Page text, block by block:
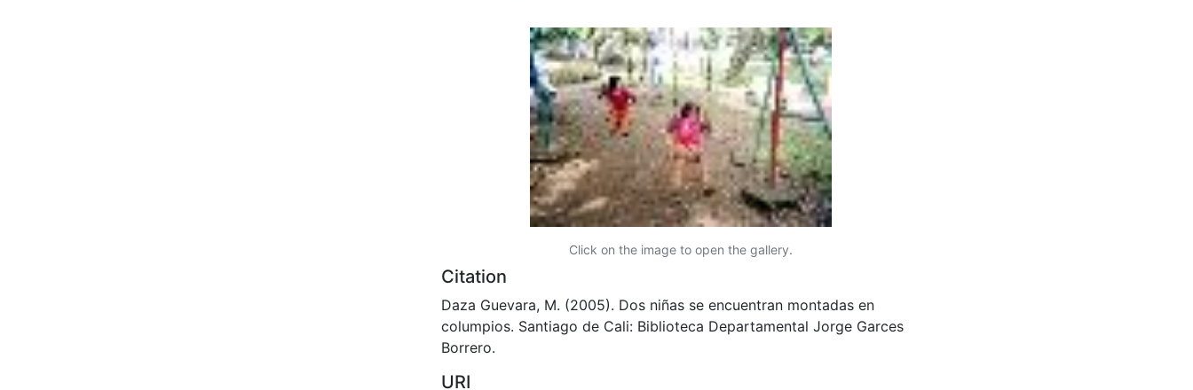
Click on the image to open the gallery.
Citation
Daza Guevara, M. (2005). Dos niñas se encuentran montadas en
columpios. Santiago de Cali: Biblioteca Departamental Jorge Garces
Borrero.
URI